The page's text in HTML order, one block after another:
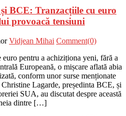
BCE: Tranzacțiile cu euro
provoacă tensiuni
Vidjean Mihai Comment(0)
pentru a achiziționa yeni, fără a
Europeană, o mișcare aflată abia
conform unor surse menționate
Lagarde, președinta BCE, și
SUA, au discutat despre această
dintre […]